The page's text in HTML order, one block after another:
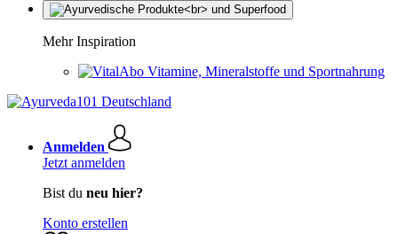
Mehr Inspiration
Vitamine, Mineralstoffe und Sportnahrung
Anmelden
Jetzt anmelden
Bist du neu hier?
Konto erstellen